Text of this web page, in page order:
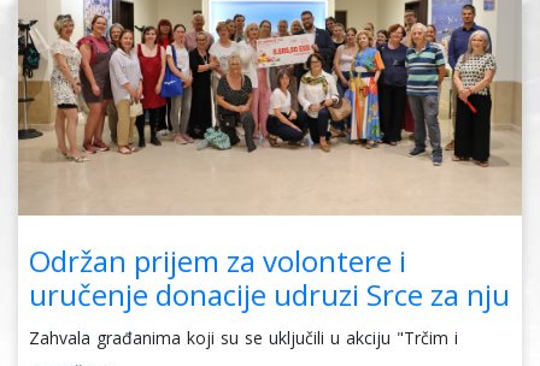
Održan prijem za volontere i
uručenje donacije udruzi Srce za nju
Zahvala građanima koji su se uključili u akciju "Trčim i